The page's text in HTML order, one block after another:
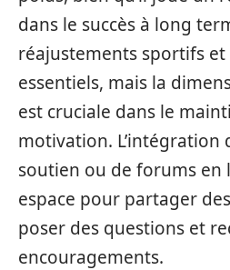
dans le succès à long
réajustements sportifs
essentiels, mais la
est cruciale dans le
motivation. L’intégration
soutien ou de forums en
espace pour partager
poser des questions et
encouragements.